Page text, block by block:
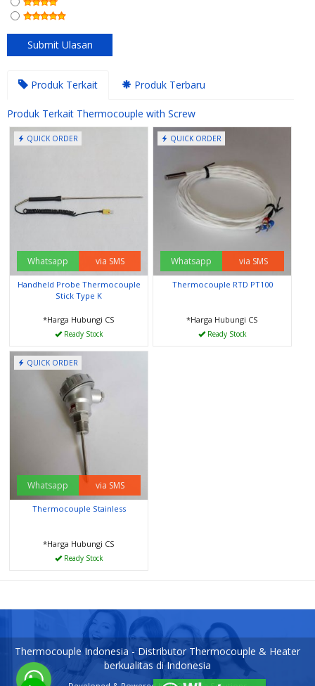
Produk Terkait Produk Terbaru
Produk Terkait Thermocouple with Screw
QUICK ORDER
Whatsapp via SMS
Handheld Probe Thermocouple
Stick Type K
*Harga Hubungi CS
Ready Stock
QUICK ORDER
Whatsapp via SMS
Thermocouple RTD PT100
*Harga Hubungi CS
Ready Stock
QUICK ORDER
Whatsapp via SMS
Thermocouple Stainless
*Harga Hubungi CS
Ready Stock
Thermocouple Indonesia - Distributor Thermocouple & Heater
berkualitas di Indonesia